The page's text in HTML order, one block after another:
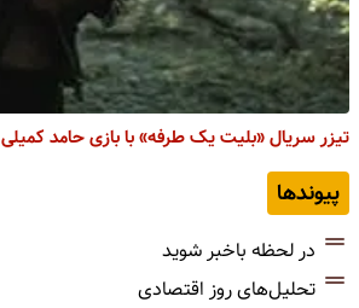
تیزر سریال «بلیت یک طرفه» با بازی حامد کمیلی
پیوندها
در لحظه باخبر شوید
تحلیل‌های روز اقتصادی